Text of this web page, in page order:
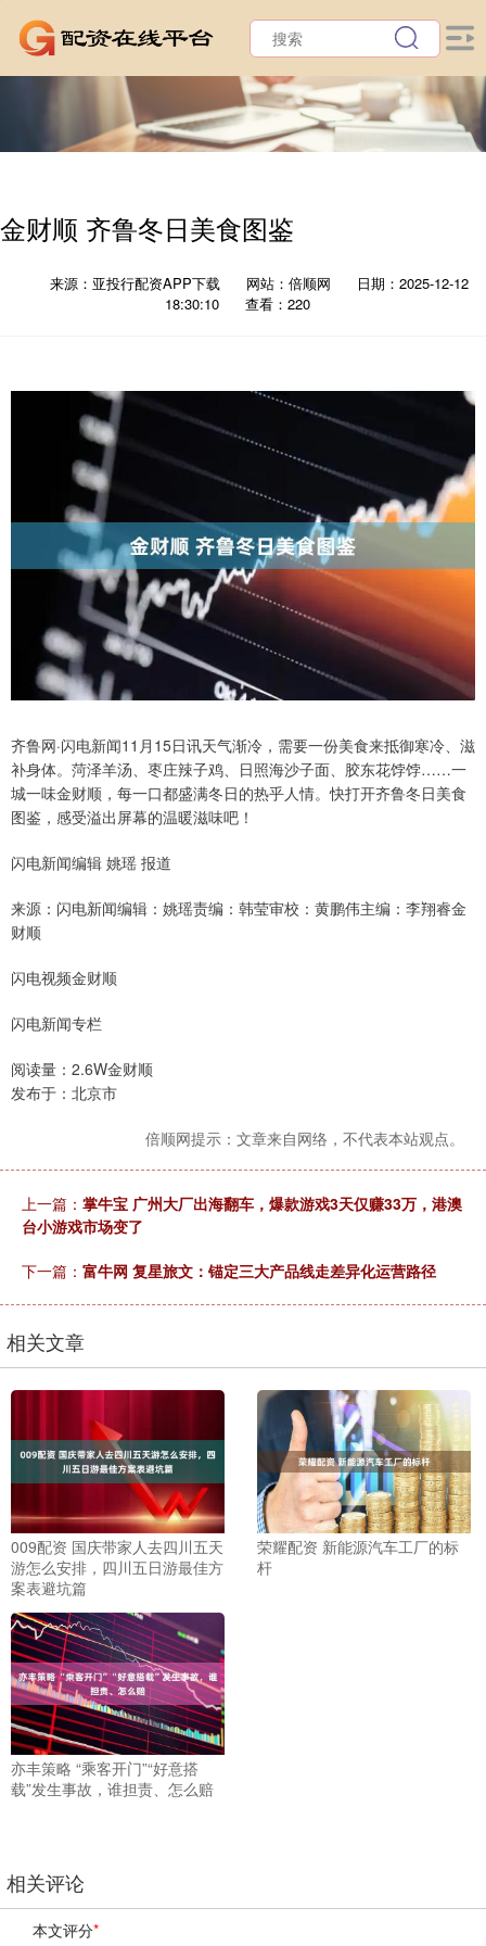
金财顺 齐鲁冬日美食图鉴
来源：亚投行配资APP下载 网站：倍顺网
日期：2025-12-12
18:30:10
查看：220
齐鲁网·闪电新闻11月15日讯天气渐冷，需要一份美食来抵御寒冷、滋
补身体。菏泽羊汤、枣庄辣子鸡、日照海沙子面、胶东花饽饽……一
城一味金财顺，每一口都盛满冬日的热乎人情。快打开齐鲁冬日美食
图鉴，感受溢出屏幕的温暖滋味吧！
闪电新闻编辑 姚瑶 报道
来源：闪电新闻编辑：姚瑶责编：韩莹审校：黄鹏伟主编：李翔睿金
财顺
闪电视频金财顺
闪电新闻专栏
阅读量：2.6W金财顺
发布于：北京市
倍顺网提示：文章来自网络，不代表本站观点。
上一篇： 掌牛宝 广州大厂出海翻车，爆款游戏3天仅赚33万，港澳
台小游戏市场变了
下一篇： 富牛网 复星旅文：锚定三大产品线走差异化运营路径
相关文章
009配资 国庆带家人去四川五天
游怎么安排，四川五日游最佳方
案表避坑篇
荣耀配资 新能源汽车工厂的标
杆
亦丰策略 “乘客开门”“好意搭
载”发生事故，谁担责、怎么赔
相关评论
本文评分*